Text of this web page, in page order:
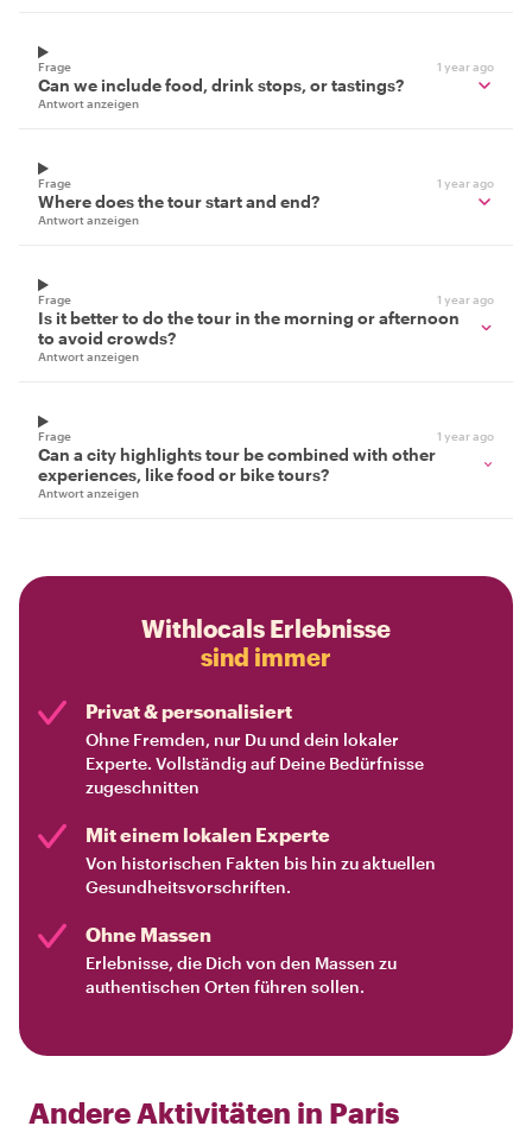
Frage 1 year ago
Can we include food, drink stops, or tastings?
Antwort anzeigen
Frage 1 year ago
Where does the tour start and end?
Antwort anzeigen
Frage 1 year ago
Is it better to do the tour in the morning or afternoon
to avoid crowds?
Antwort anzeigen
Frage 1 year ago
Can a city highlights tour be combined with other
experiences, like food or bike tours?
Antwort anzeigen
Withlocals Erlebnisse
sind immer
Privat & personalisiert
Ohne Fremden, nur Du und dein lokaler
Experte. Vollständig auf Deine Bedürfnisse
zugeschnitten
Mit einem lokalen Experte
Von historischen Fakten bis hin zu aktuellen
Gesundheitsvorschriften.
Ohne Massen
Erlebnisse, die Dich von den Massen zu
authentischen Orten führen sollen.
Andere Aktivitäten in Paris